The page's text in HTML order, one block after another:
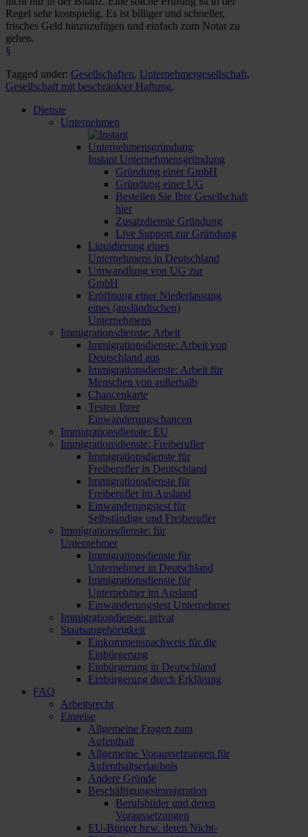
Regel sehr kostspielig. Es ist billiger und schneller,
frisches Geld hinzuzufügen und einfach zum Notar zu
gehen.
§
Tagged under: Gesellschaften, Unternehmergesellschaft,
Gesellschaft mit beschränkter Haftung,
Dienste
Unternehmen
Instant Unternehmensgründung
Gründung einer GmbH
Gründung einer UG
Bestellen Sie Ihre Gesellschaft
hier
Zusatzdienste Gründung
Live Support zur Gründung
Liquidierung eines
Unternehmens in Deutschland
Umwandlung von UG zur
GmbH
Eröffnung einer Niederlassung
eines (ausländischen)
Unternehmens
Immigrationsdienste: Arbeit
Immigrationsdienste: Arbeit von
Deutschland aus
Immigrationsdienste: Arbeit für
Menschen von außerhalb
Chancenkarte
Testen Ihrer
Einwanderungschancen
Immigrationsdienste: EU
Immigrationsdienste: Freiberufler
Immigrationsdienste für
Freiberufler in Deutschland
Immigrationsdienste für
Freiberufler im Ausland
Einwanderungstest für
Selbständige und Freiberufler
Immigrationsdienste: für
Unternehmer
Immigrationsdienste für
Unternehmer in Deutschland
Immigrationsdienste für
Unternehmer im Ausland
Einwanderungstest Unternehmer
Immigrationdienste: privat
Staatsangehörigkeit
Einkommensnachweis für die
Einbürgerung
Einbürgerung in Deutschland
Einbürgerung durch Erklärung
FAQ
Arbeitsrecht
Einreise
Allgemeine Fragen zum
Aufenthalt
Allgemeine Voraussetzungen für
Aufenthaltserlaubnis
Andere Gründe
Beschäftigungsimmigration
Berufsbilder und deren
Voraussetzungen
EU-Bürger bzw. deren Nicht-